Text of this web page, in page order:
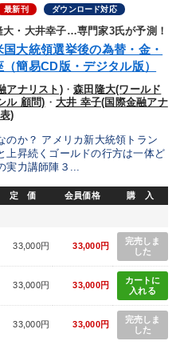
最新刊 ダウンロード対応
・大井幸子…専門家3氏が予測！
大統領選挙後の為替・金・
簡易CD版・デジタル版）
アナリスト)・森田隆大(ワールド
ル 顧問) ・ 大井 幸子(国際金融アナ
)
か？ アメリカ新大統領トラン
上昇続くゴールドの行方は一体ど
実力講師陣３...
定 価 会員価格 購 入
33,000円 33,000円
完売しま
した
33,000円 33,000円
カートに
入れる
33,000円 33,000円
完売しま
した